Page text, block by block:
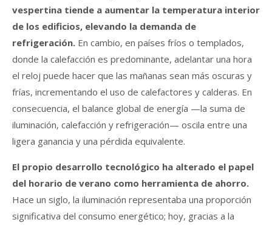
vespertina tiende a aumentar la temperatura interior
de los edificios, elevando la demanda de
refrigeración. En cambio, en países fríos o templados,
donde la calefacción es predominante, adelantar una hora
el reloj puede hacer que las mañanas sean más oscuras y
frías, incrementando el uso de calefactores y calderas. En
consecuencia, el balance global de energía —la suma de
iluminación, calefacción y refrigeración— oscila entre una
ligera ganancia y una pérdida equivalente.
El propio desarrollo tecnológico ha alterado el papel
del horario de verano como herramienta de ahorro.
Hace un siglo, la iluminación representaba una proporción
significativa del consumo energético; hoy, gracias a la